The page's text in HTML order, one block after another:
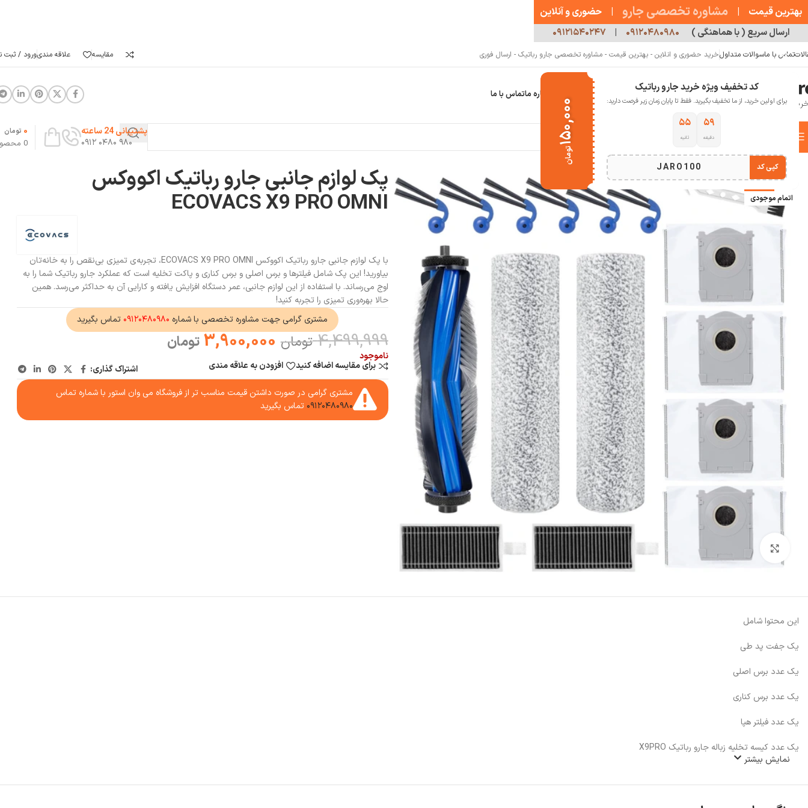
کد تخفیف ویژه خرید جارو رباتیک
برای اولین خرید، از ما تخفیف بگیرید. فقط تا پایان زمان زیر فرصت دارید:
۵۹
دقیقه
۵۴
ثانیه
JARO100 کپی کد
۱۵۰,۰۰۰
تومان
تماس با ماسوالات متداولخرید حضوری و انلاین - بهترین قیمت - مشاوره تخصصی جارو رباتیک - ارسال فوری مقایسه علاقه مندیورود / ثبت
خانه جارو رباتیک درباره ماتماس با ما
انتخاب دسته بندی
پشتیبانی 24 ساعته
۹۸۰ ۰۴۸۰ ۰۹۱۲
0
0 تومان
خانه لوازم جانبی جارو رباتیک پک لوازم جانبی جارو رباتیک اکووکس ECOVACS X9 PRO OMNI
-13%
اتمام موجودی
بزرگنمایی تصویر
پک لوازم جانبی جارو رباتیک اکووکس
ECOVACS X9 PRO OMNI
با پک لوازم جانبی جارو رباتیک اکووکس ECOVACS X9 PRO OMNI، تجربه‌ی تمیزی بی‌نقص را به خانه‌تان
بیاورید! این پک شامل فیلترها و برس‌ اصلی و برس کناری و پاکت تخلیه است که عملکرد جارو رباتیک شما را به
اوج می‌رساند. با استفاده از این لوازم جانبی، عمر دستگاه افزایش یافته و کارایی آن به حداکثر می‌رسد. همین
حالا بهره‌وری تمیزی را تجربه کنید!
مشتری گرامی جهت مشاوره تخصصی با شماره ۰۹۱۲۰۴۸۰۹۸۰ تماس بگیرید
4,499,999 تومان 3,900,000 تومان
ناموجود
برای مقایسه اضافه کنید افزودن به علاقه مندی
اشتراک گذاری:
مشتری گرامی در صورت داشتن قیمت مناسب تر از فروشگاه می وان استور با شماره تماس
۰۹۱۲۰۴۸۰۹۸۰ تماس بگیرید
این محتوا شامل
یک جفت پد طی
یک عدد برس اصلی
یک عدد برس کناری
یک عدد فیلتر هپا
یک عدد کیسه تخلیه زباله جارو رباتیک X9PRO
نمایش بیشتر
بهترین قیمت | مشاوره تخصصی جارو | حضوری و آنلاین
ارسال سریع ( با هماهنگی ) ۰۹۱۲۰۴۸۰۹۸۰ | ۰۹۱۲۱۵۴۰۲۴۷